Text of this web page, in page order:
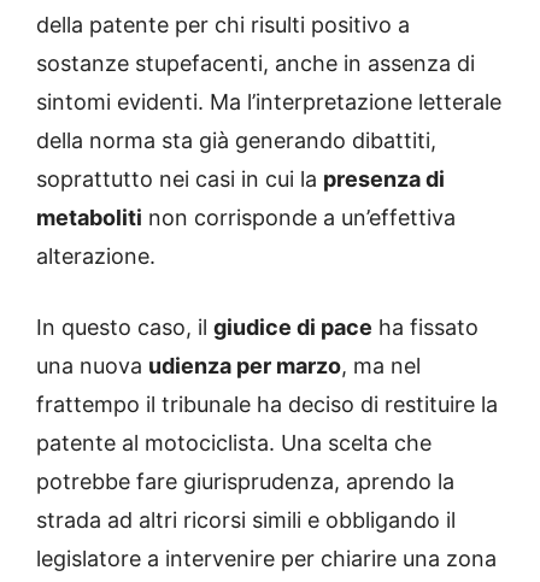
della patente per chi risulti positivo a
sostanze stupefacenti, anche in assenza di
sintomi evidenti. Ma l’interpretazione letterale
della norma sta già generando dibattiti,
soprattutto nei casi in cui la presenza di
metaboliti non corrisponde a un’effettiva
alterazione.
In questo caso, il giudice di pace ha fissato
una nuova udienza per marzo, ma nel
frattempo il tribunale ha deciso di restituire la
patente al motociclista. Una scelta che
potrebbe fare giurisprudenza, aprendo la
strada ad altri ricorsi simili e obbligando il
legislatore a intervenire per chiarire una zona